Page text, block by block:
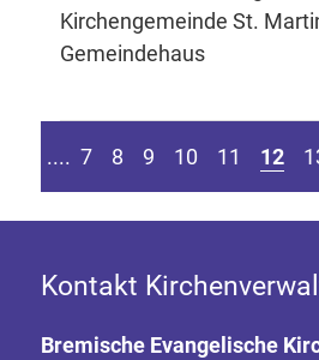
Kirchengemeinde St.
Gemeindehaus
Seite springen
vorherigen Seite
.... 7 8 9 10 11 12
Kontakt
Bremische Evangelische